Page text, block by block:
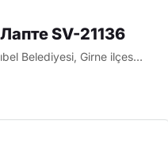
SV-21136
ilçesi, Kuzey Kıbrıs, Κύπρος - Kıbrıs